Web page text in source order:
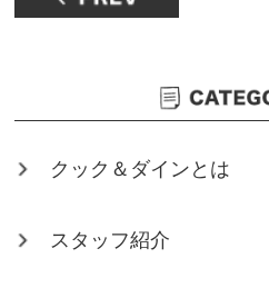
クック＆ダインとは
スタッフ紹介